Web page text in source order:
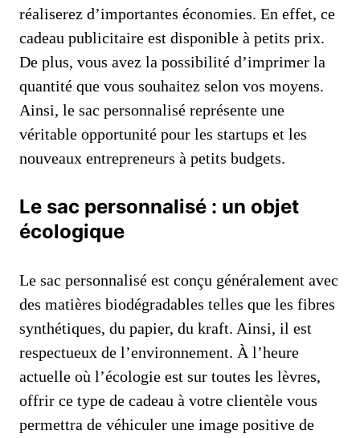
réaliserez d’importantes économies. En effet, ce
cadeau publicitaire est disponible à petits prix.
De plus, vous avez la possibilité d’imprimer la
quantité que vous souhaitez selon vos moyens.
Ainsi, le sac personnalisé représente une
véritable opportunité pour les startups et les
nouveaux entrepreneurs à petits budgets.
Le sac personnalisé : un objet
écologique
Le sac personnalisé est conçu généralement avec
des matières biodégradables telles que les fibres
synthétiques, du papier, du kraft. Ainsi, il est
respectueux de l’environnement. À l’heure
actuelle où l’écologie est sur toutes les lèvres,
offrir ce type de cadeau à votre clientèle vous
permettra de véhiculer une image positive de